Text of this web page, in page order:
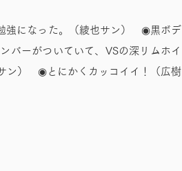
強になった。（綾也サン） ◉黒ボデ
バーがついていて、VSの深リムホイ
ン） ◉とにかくカッコイイ！（広樹